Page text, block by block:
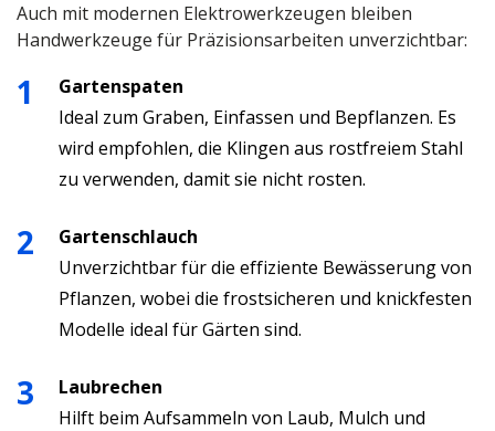
Auch mit modernen Elektrowerkzeugen bleiben
Handwerkzeuge für Präzisionsarbeiten unverzichtbar:
Gartenspaten
Ideal zum Graben, Einfassen und Bepflanzen. Es
wird empfohlen, die Klingen aus rostfreiem Stahl
zu verwenden, damit sie nicht rosten.
Gartenschlauch
Unverzichtbar für die effiziente Bewässerung von
Pflanzen, wobei die frostsicheren und knickfesten
Modelle ideal für Gärten sind.
Laubrechen
Hilft beim Aufsammeln von Laub, Mulch und